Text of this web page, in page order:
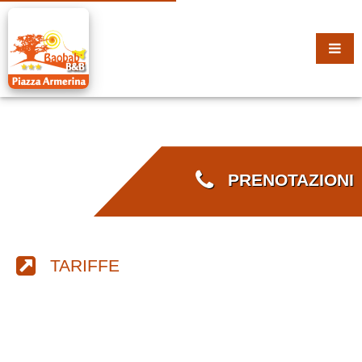
PRENOTAZIONI
TARIFFE